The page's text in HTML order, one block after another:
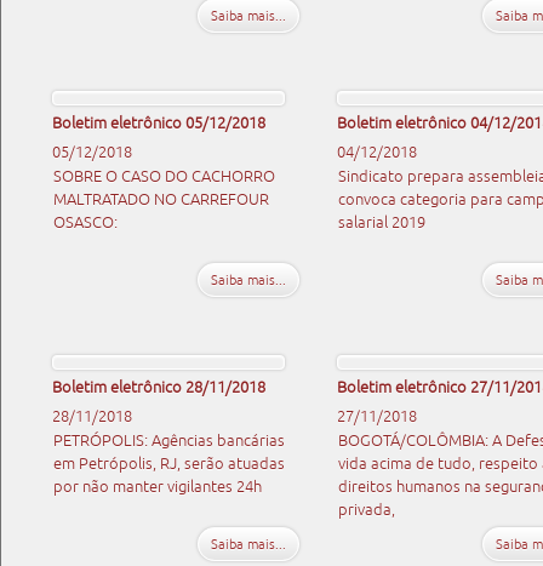
Saiba mais... Saiba
Boletim eletrônico 05/12/2018
05/12/2018
SOBRE O CASO DO CACHORRO
MALTRATADO NO CARREFOUR
OSASCO:
Saiba mais...
Boletim eletrônico 04/12/
04/12/2018
Sindicato prepara
convoca categoria para
salarial 2019
Saiba
Boletim eletrônico 28/11/2018
28/11/2018
PETRÓPOLIS: Agências bancárias
em Petrópolis, RJ, serão atuadas
por não manter vigilantes 24h
Saiba mais...
Boletim eletrônico 27/11/
27/11/2018
BOGOTÁ/COLÔMBIA: A
vida acima de tudo, respeito
direitos humanos na
privada,
Saiba